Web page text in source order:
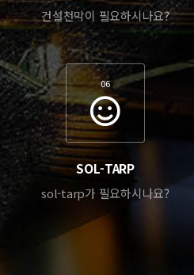
건설천막이 필요하시나요?
06
SOL-TARP
sol-tarp가 필요하시나요?